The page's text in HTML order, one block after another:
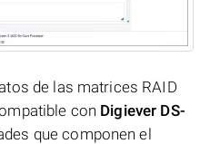
de las matrices RAID
con Digiever DS-
que componen el